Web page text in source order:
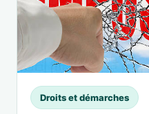
Droits et démarches